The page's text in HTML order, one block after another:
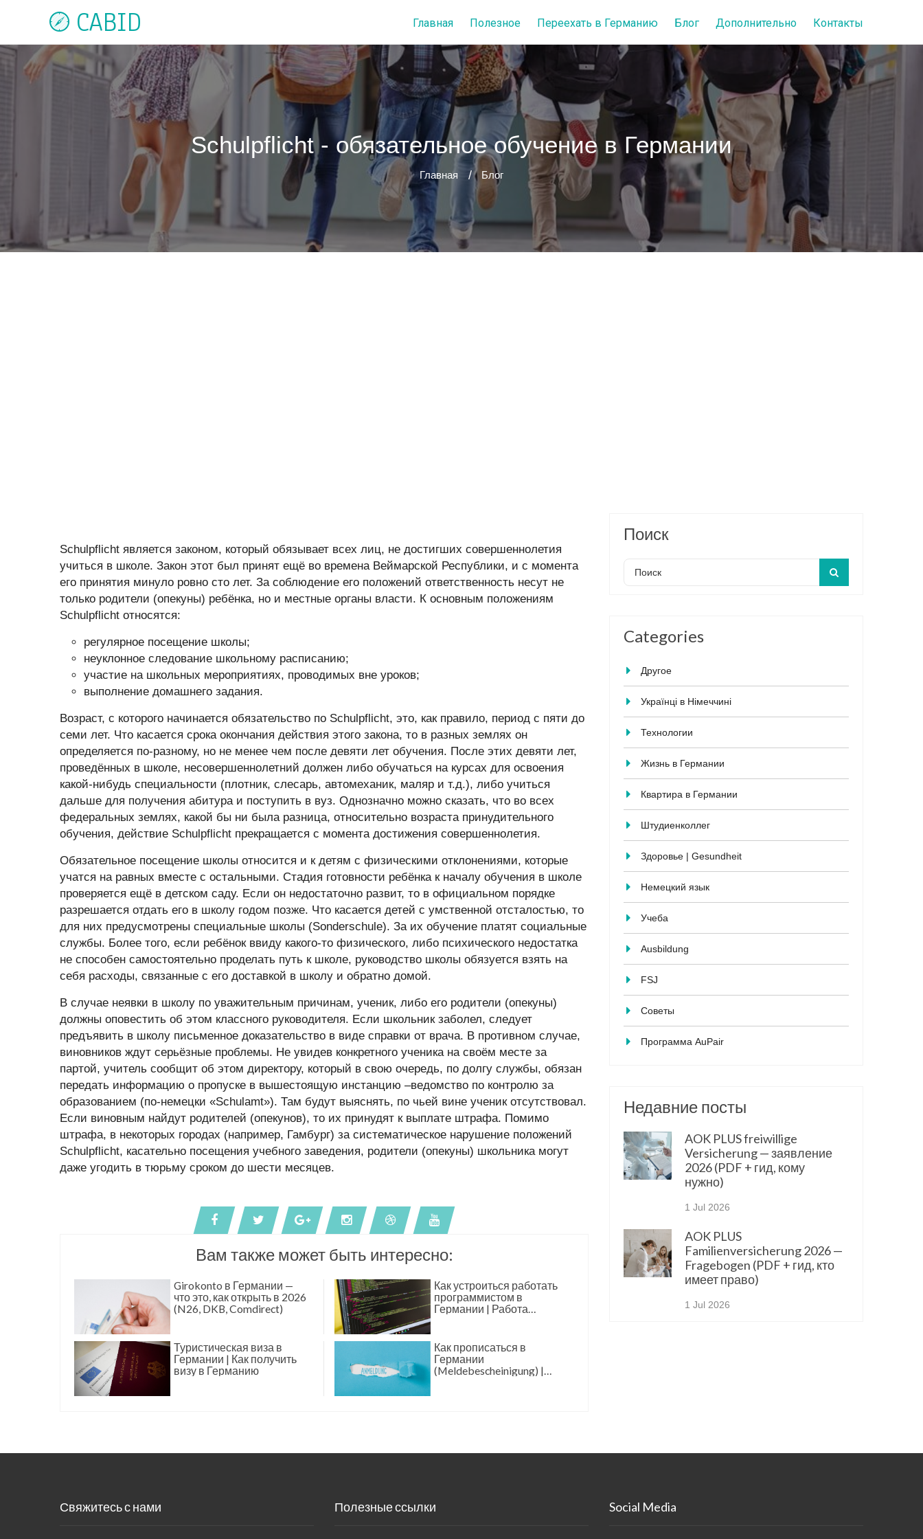
CABID Главная Полезное Переехать в Германию Блог Дополнительно Контакты
Schulpflicht - обязательное обучение в Германии
Главная Блог
Schulpflicht является законом, который обязывает всех лиц, не достигших совершеннолетия
учиться в школе. Закон этот был принят ещё во времена Веймарской Республики, и с момента
его принятия минуло ровно сто лет. За соблюдение его положений ответственность несут не
только родители (опекуны) ребёнка, но и местные органы власти. К основным положениям
Schulpflicht относятся:
регулярное посещение школы;
неуклонное следование школьному расписанию;
участие на школьных мероприятиях, проводимых вне уроков;
выполнение домашнего задания.
Возраст, с которого начинается обязательство по Schulpflicht, это, как правило, период с пяти до
семи лет. Что касается срока окончания действия этого закона, то в разных землях он
определяется по-разному, но не менее чем после девяти лет обучения. После этих девяти лет,
проведённых в школе, несовершеннолетний должен либо обучаться на курсах для освоения
какой-нибудь специальности (плотник, слесарь, автомеханик, маляр и т.д.), либо учиться
дальше для получения абитура и поступить в вуз. Однозначно можно сказать, что во всех
федеральных землях, какой бы ни была разница, относительно возраста принудительного
обучения, действие Schulpflicht прекращается с момента достижения совершеннолетия.
Обязательное посещение школы относится и к детям с физическими отклонениями, которые
учатся на равных вместе с остальными. Стадия готовности ребёнка к началу обучения в школе
проверяется ещё в детском саду. Если он недостаточно развит, то в официальном порядке
разрешается отдать его в школу годом позже. Что касается детей с умственной отсталостью, то
для них предусмотрены специальные школы (Sonderschule). За их обучение платят социальные
службы. Более того, если ребёнок ввиду какого-то физического, либо психического недостатка
не способен самостоятельно проделать путь к школе, руководство школы обязуется взять на
себя расходы, связанные с его доставкой в школу и обратно домой.
В случае неявки в школу по уважительным причинам, ученик, либо его родители (опекуны)
должны оповестить об этом классного руководителя. Если школьник заболел, следует
предъявить в школу письменное доказательство в виде справки от врача. В противном случае,
виновников ждут серьёзные проблемы. Не увидев конкретного ученика на своём месте за
партой, учитель сообщит об этом директору, который в свою очередь, по долгу службы, обязан
передать информацию о пропуске в вышестоящую инстанцию –ведомство по контролю за
образованием (по-немецки «Schulamt»). Там будут выяснять, по чьей вине ученик отсутствовал.
Если виновным найдут родителей (опекунов), то их принудят к выплате штрафа. Помимо
штрафа, в некоторых городах (например, Гамбург) за систематическое нарушение положений
Schulpflicht, касательно посещения учебного заведения, родители (опекуны) школьника могут
даже угодить в тюрьму сроком до шести месяцев.
Вам также может быть интересно:
Girokonto в Германии —
что это, как открыть в 2026
(N26, DKB, Comdirect)
Как устроиться работать
программистом в
Германии | Работа
Туристическая виза в
Германии | Как получить
визу в Германию
Как прописаться в
Германии
(Meldebescheinigung) |
Поиск
Categories
Другое
Українці в Німеччині
Технологии
Жизнь в Германии
Квартира в Германии
Штудиенколлег
Здоровье | Gesundheit
Немецкий язык
Учеба
Ausbildung
FSJ
Советы
Программа AuPair
Недавние посты
AOK PLUS freiwillige
Versicherung — заявление
2026 (PDF + гид, кому
нужно)
1 Jul 2026
AOK PLUS
Familienversicherung 2026 —
Fragebogen (PDF + гид, кто
имеет право)
1 Jul 2026
Свяжитесь с нами Полезные ссылки Social Media